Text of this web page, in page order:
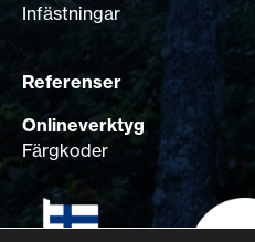
Infästningar
Referenser
Onlineverktyg
Färgkoder